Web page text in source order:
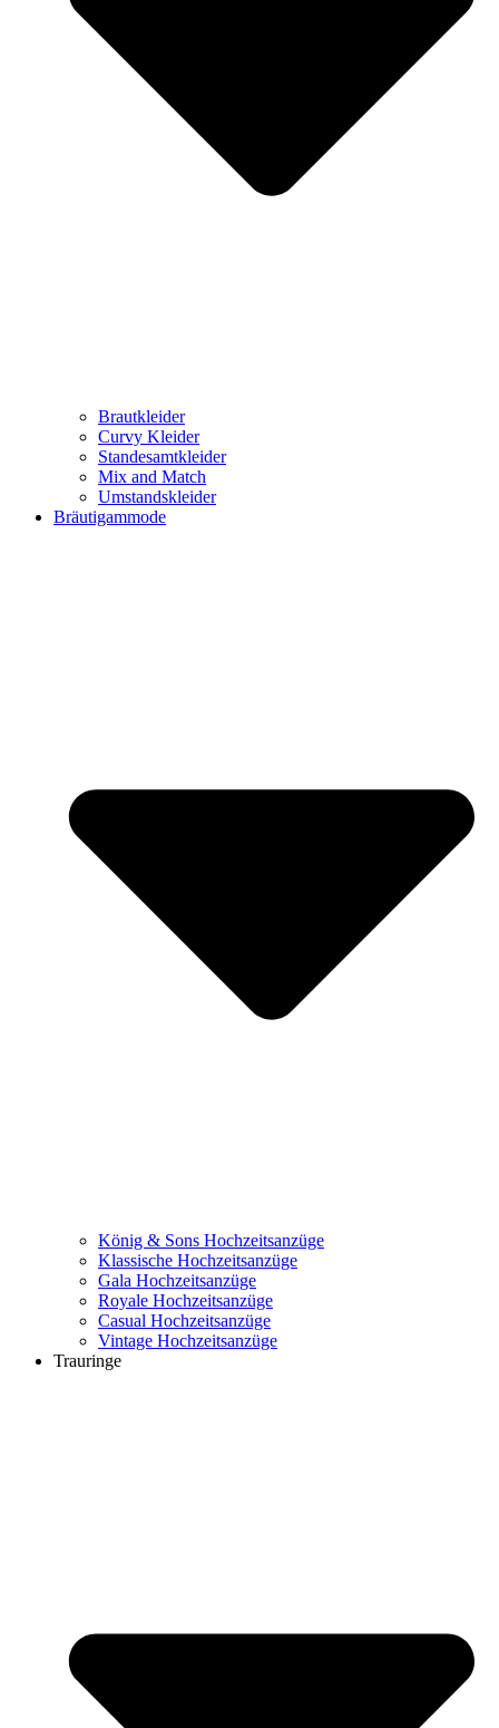
Brautkleider
Curvy Kleider
Standesamtkleider
Mix and Match
Umstandskleider
Bräutigammode
König & Sons Hochzeitsanzüge
Klassische Hochzeitsanzüge
Gala Hochzeitsanzüge
Royale Hochzeitsanzüge
Casual Hochzeitsanzüge
Vintage Hochzeitsanzüge
Trauringe